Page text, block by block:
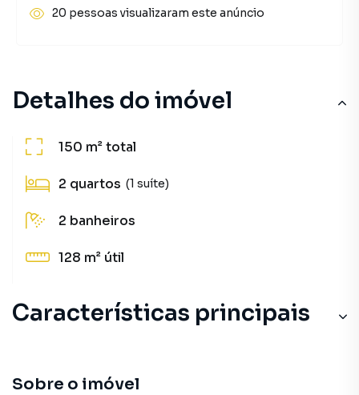
Detalhes do imóvel
150 m²total
2 quartos (1 suíte)
2 banheiros
128 m² útil
Características principais
Cozinha
Sobre o imóvel
20 pessoas visualizaram este anúncio